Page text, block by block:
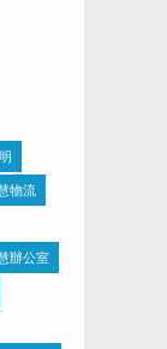
物流
辦公室